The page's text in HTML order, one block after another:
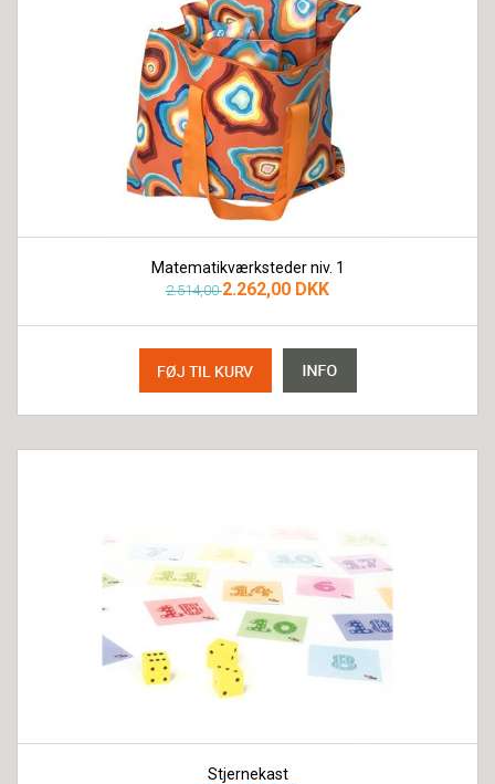
Matematikværksteder niv. 1
2.514,002.262,00 DKK
Stjernekast